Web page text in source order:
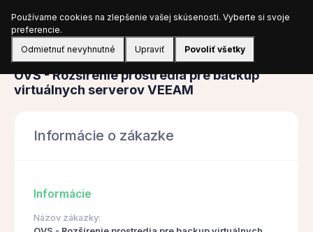
Prihlásiť sa
Obstarávanie
OVS - Rozšírenie prostredia pre backup
virtuálnych serverov VEEAM
Informácie o zákazke
Informácie
Názov zákazky:
Používame cookies na zlepšenie vašej skúsenosti. Vyberte si svoje
preferencie.
Odmietnuť nevyhnutné
Upraviť Povoliť všetky